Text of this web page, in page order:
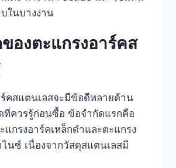
ในบางงาน
องตะแกรงอาร์คส
คสแตนเลสจะมีข้อดีหลายด้าน
ที่ควรรู้ก่อนซื้อ ข้อจำกัดแรกคือ
แกรงอาร์คเหล็กดำและตะแกรง
นซ์ เนื่องจากวัสดุสแตนเลสมี